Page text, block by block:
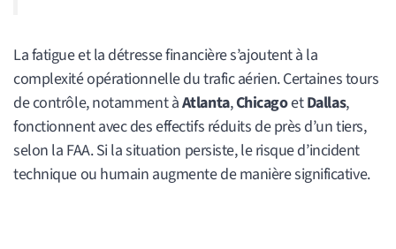
La fatigue et la détresse financière s’ajoutent à la
complexité opérationnelle du trafic aérien. Certaines tours
de contrôle, notamment àAtlanta,ChicagoetDallas,
fonctionnent avec des effectifs réduits de près d’un tiers,
selon la FAA. Si la situation persiste, le risque d’incident
technique ou humain augmente de manière significative.